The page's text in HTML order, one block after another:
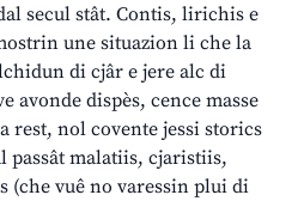
secul stât. Contis, lirichis e
une situazion li che la
di cjâr e jere alc di
avonde dispès, cence masse
rest, nol covente jessi storics
passât malatiis, cjaristiis,
(che vuê no varessin plui di